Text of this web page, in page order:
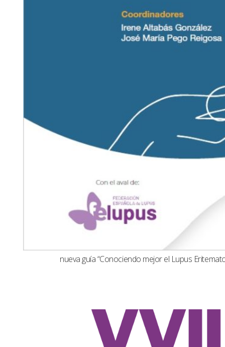
nueva guía “Conociendo mejor el Lupus